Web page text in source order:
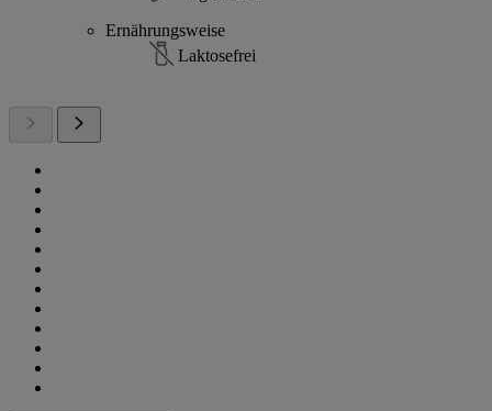
Ernährungsweise
Laktosefrei